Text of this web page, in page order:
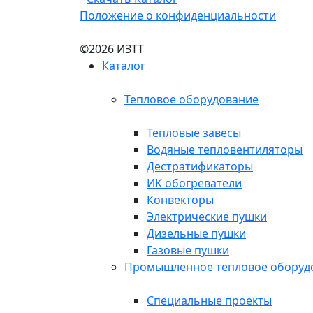
Положение о конфиденциальности
©2026 ИЗТТ
Каталог
Тепловое оборудование
Тепловые завесы
Водяные тепловентиляторы
Дестратификаторы
ИК обогреватели
Конвекторы
Электрические пушки
Дизельные пушки
Газовые пушки
Промышленное тепловое
Специальные проекты